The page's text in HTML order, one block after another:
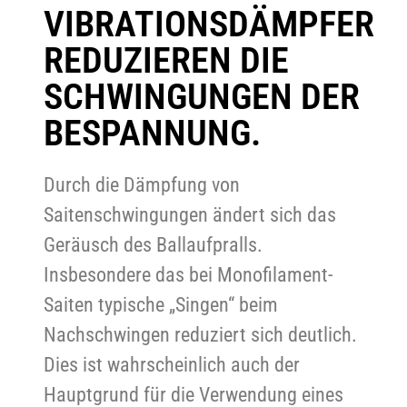
VIBRATIONSDÄMPFER
REDUZIEREN DIE
SCHWINGUNGEN DER
BESPANNUNG.
Durch die Dämpfung von
Saitenschwingungen ändert sich das
Geräusch des Ballaufpralls.
Insbesondere das bei Monofilament-
Saiten typische „Singen“ beim
Nachschwingen reduziert sich deutlich.
Dies ist wahrscheinlich auch der
Hauptgrund für die Verwendung eines